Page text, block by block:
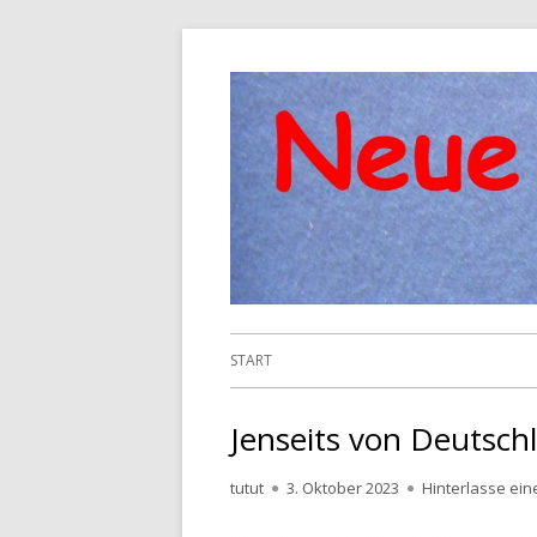
Primäres
START
Jenseits von
Autor
tutut
Veröffentlicht
3. Oktober 2023 Hinterlasse